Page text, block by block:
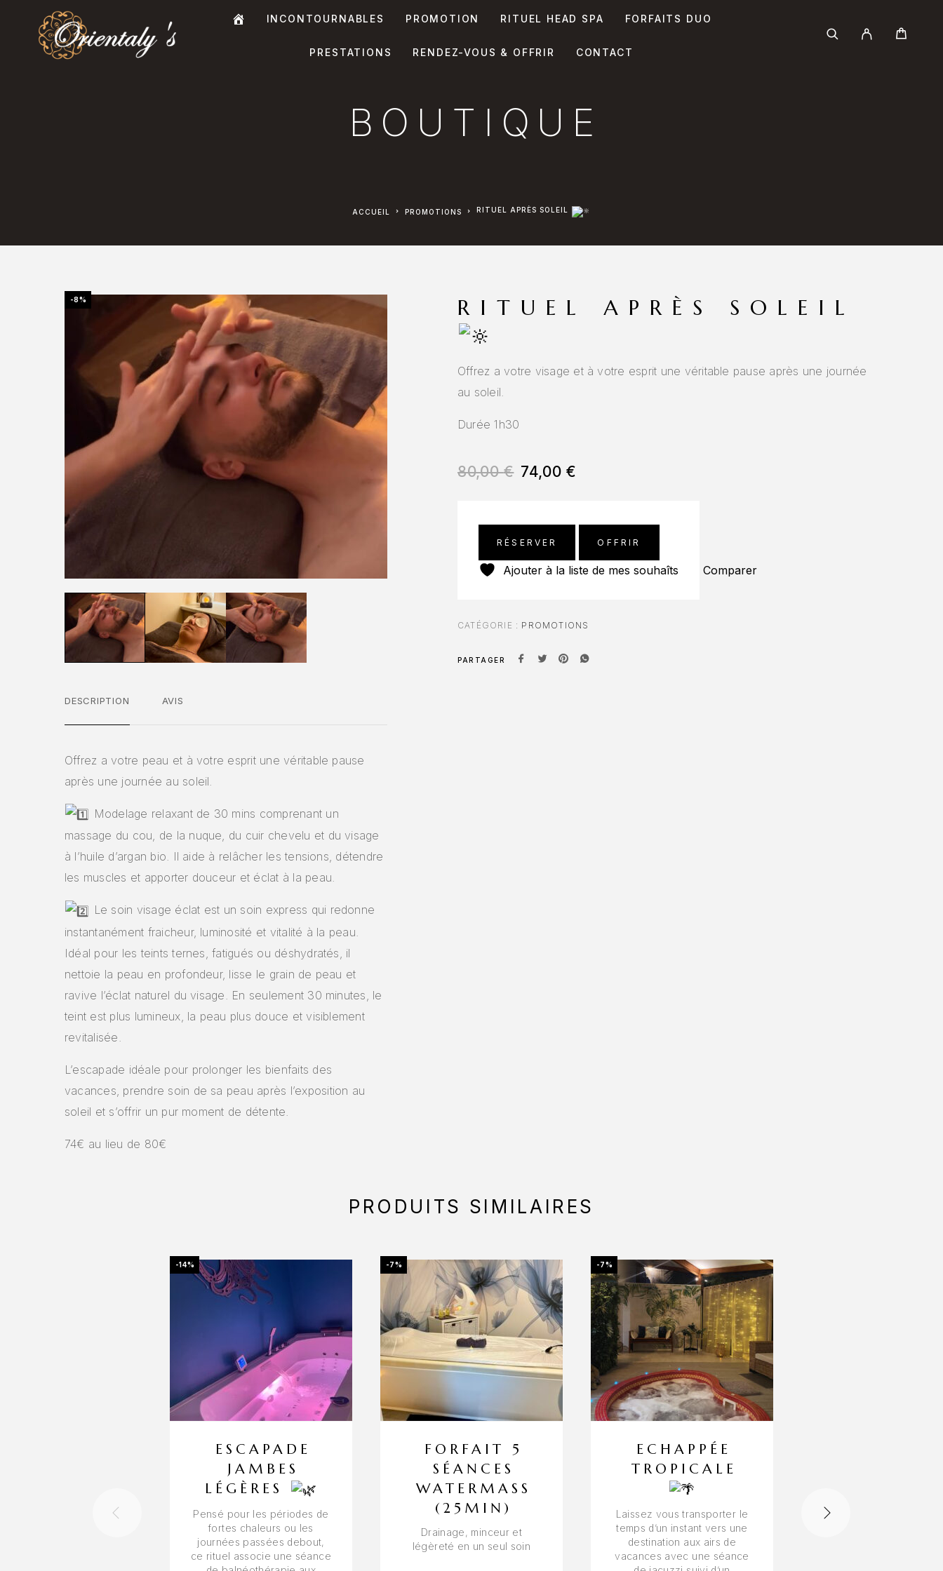
A
INCONTOURNABLES PROMOTION RITUEL HEAD SPA FORFAITS DUO
PRESTATIONS RENDEZ-VOUS & OFFRIR CONTACT
BOUTIQUE
ACCUEIL PROMOTIONS RITUEL APRÈS SOLEIL
-8%
DESCRIPTION AVIS
Offrez a votre peau et à votre esprit une véritable pause
après une journée au soleil.
Modelage relaxant de 30 mins comprenant un
massage du cou, de la nuque, du cuir chevelu et du visage
à l’huile d’argan bio. Il aide à relâcher les tensions, détendre
les muscles et apporter douceur et éclat à la peau.
Le soin visage éclat est un soin express qui redonne
instantanément fraicheur, luminosité et vitalité à la peau.
Idéal pour les teints ternes, fatigués ou déshydratés, il
nettoie la peau en profondeur, lisse le grain de peau et
ravive l’éclat naturel du visage. En seulement 30 minutes, le
teint est plus lumineux, la peau plus douce et visiblement
revitalisée.
L’escapade idéale pour prolonger les bienfaits des
vacances, prendre soin de sa peau après l’exposition au
soleil et s’offrir un pur moment de détente.
74€ au lieu de 80€
RITUEL APRÈS SOLEIL
Offrez a votre visage et à votre esprit une véritable pause après une journée
au soleil.
Durée 1h30
80,00€ 74,00 €
RÉSERVER OFFRIR
Ajouter à la liste de mes souhaîts Comparer
CATÉGORIE : PROMOTIONS
PARTAGER
PRODUITS SIMILAIRES
-14%
ESCAPADE
JAMBES
LÉGÈRES
Pensé pour les périodes de
fortes chaleurs ou les
journées passées debout,
ce rituel associe une séance
-7%
FORFAIT 5
SÉANCES
WATERMASS
(25MIN)
Drainage, minceur et
légèreté en un seul soin
-7%
ECHAPPÉE
TROPICALE
Laissez vous transporter le
temps d’un instant vers une
destination aux airs de
vacances avec une séance